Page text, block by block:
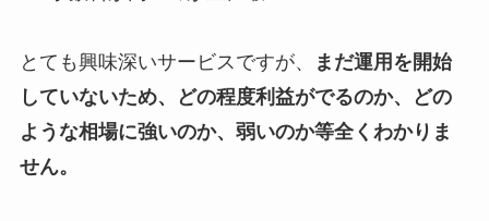
とても興味深いサービスですが、
まだ運用を開始
していないため、どの程度利益がでるのか、どの
ような相場に強いのか、弱いのか等全くわかりま
せん。